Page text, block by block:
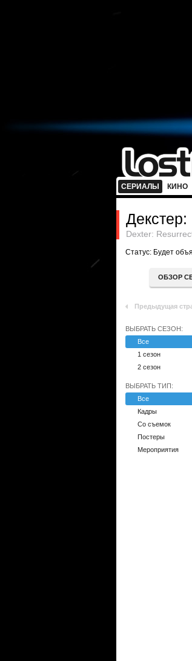
СЕРИАЛЫ КИНО
Dexter:
Статус: Будет
ОБЗОР
Предыдущая
ВЫБРАТЬ СЕЗОН:
Все
1 сезон
2 сезон
ВЫБРАТЬ ТИП:
Все
Кадры
Со съемок
Постеры
Мероприятия